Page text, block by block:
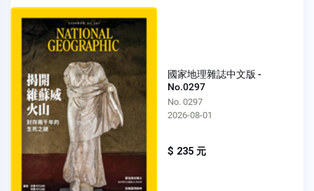
國家地理雜誌中文版 -
No.0297
No. 0297
2026-08-01
$ 235 元